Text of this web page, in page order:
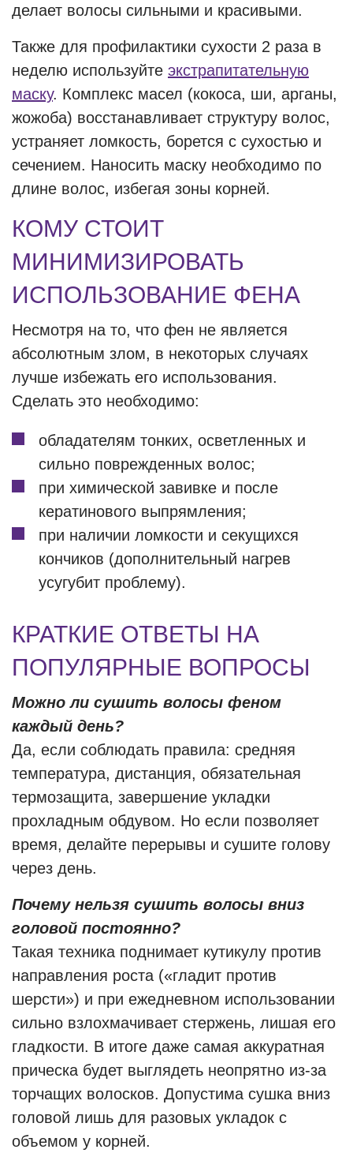
делает волосы сильными и красивыми.
Также для профилактики сухости 2 раза в
неделю используйте экстрапитательную
маску. Комплекс масел (кокоса, ши, арганы,
жожоба) восстанавливает структуру волос,
устраняет ломкость, борется с сухостью и
сечением. Наносить маску необходимо по
длине волос, избегая зоны корней.
КОМУ СТОИТ
МИНИМИЗИРОВАТЬ
ИСПОЛЬЗОВАНИЕ ФЕНА
Несмотря на то, что фен не является
абсолютным злом, в некоторых случаях
лучше избежать его использования.
Сделать это необходимо:
обладателям тонких, осветленных и
сильно поврежденных волос;
при химической завивке и после
кератинового выпрямления;
при наличии ломкости и секущихся
кончиков (дополнительный нагрев
усугубит проблему).
КРАТКИЕ ОТВЕТЫ НА
ПОПУЛЯРНЫЕ ВОПРОСЫ
Можно ли сушить волосы феном
каждый день?
Да, если соблюдать правила: средняя
температура, дистанция, обязательная
термозащита, завершение укладки
прохладным обдувом. Но если позволяет
время, делайте перерывы и сушите голову
через день.
Почему нельзя сушить волосы вниз
головой постоянно?
Такая техника поднимает кутикулу против
направления роста («гладит против
шерсти») и при ежедневном использовании
сильно взлохмачивает стержень, лишая его
гладкости. В итоге даже самая аккуратная
прическа будет выглядеть неопрятно из-за
торчащих волосков. Допустима сушка вниз
головой лишь для разовых укладок с
объемом у корней.